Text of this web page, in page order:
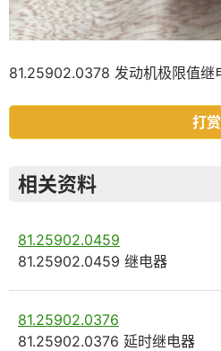
81.25902.0378 发动机极限值继
打
相关资料
81.25902.0459
81.25902.0459 继电器
81.25902.0376
81.25902.0376 延时继电器